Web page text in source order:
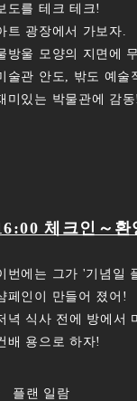
도를 테크 테크!
트 광장에서 가보자.
방울 모양의 지면에
술관 안도, 밖도 예술
미있는 박물관에 감동!
체크인～
번에는 그가 '기념일
페인이 만들어 졌어!
녁 식사 전에 방에서
배 용으로 하자!
플랜 일람